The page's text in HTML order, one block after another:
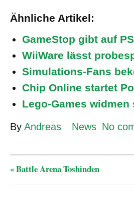
Ähnliche Artikel:
GameStop gibt auf
WiiWare lässt
Simulations-Fans
Chip Online startet
Lego-Games
By Andreas News No
«Battle Arena Toshinden